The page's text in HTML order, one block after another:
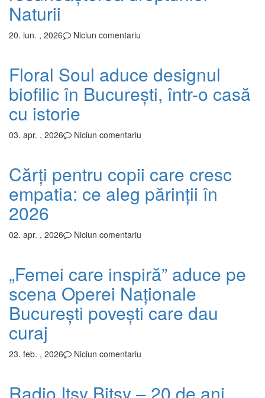
Naturii
20. iun. , 2026 Niciun comentariu
Floral Soul aduce designul
biofilic în București, într-o casă
cu istorie
03. apr. , 2026 Niciun comentariu
Cărți pentru copii care cresc
empatia: ce aleg părinții în
2026
02. apr. , 2026 Niciun comentariu
„Femei care inspiră” aduce pe
scena Operei Naționale
București povești care dau
curaj
23. feb. , 2026 Niciun comentariu
Radio Itsy Bitsy – 20 de ani